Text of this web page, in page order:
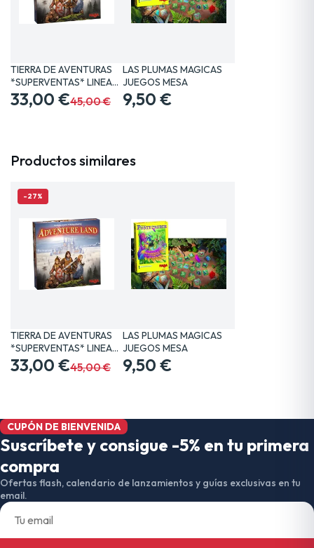
TIERRA DE AVENTURAS
*SUPERVENTAS* LINEA…
33,00 €45,00 €
LAS PLUMAS MAGICAS
JUEGOS MESA
9,50 €
Productos similares
-27%
TIERRA DE AVENTURAS
*SUPERVENTAS* LINEA…
33,00 €45,00 €
LAS PLUMAS MAGICAS
JUEGOS MESA
9,50 €
CUPÓN DE BIENVENIDA
Suscríbete y consigue -5% en tu primera
compra
Ofertas flash, calendario de lanzamientos y guías exclusivas en tu
email.